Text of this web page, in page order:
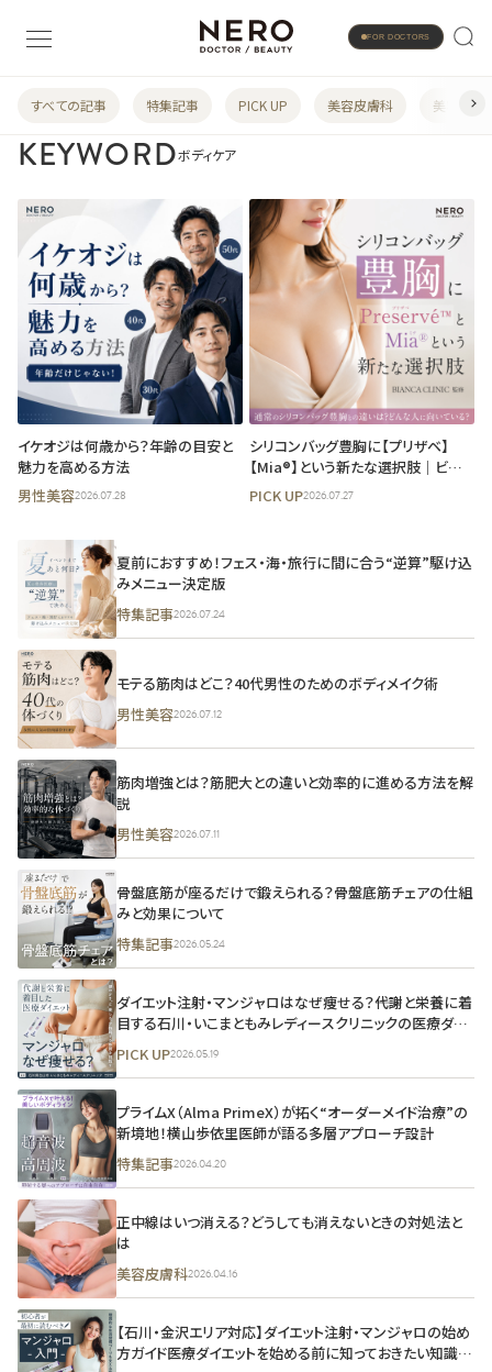
FOR DOCTORS
すべての記事 特集記事 PICK UP 美容皮膚科 美容婦人
KEYWORDボディケア
イケオジは何歳から？年齢の目安と
魅力を高める方法
男性美容2026.07.28
シリコンバッグ豊胸に【プリザベ】
【Mia®】という新たな選択肢｜ビアン
カドクターが教える低侵襲豊胸の先
進技術
PICK UP2026.07.27
夏前におすすめ！フェス・海・旅行に間に合う“逆算”駆け込
みメニュー決定版
特集記事2026.07.24
モテる筋肉はどこ？40代男性のためのボディメイク術
男性美容2026.07.12
筋肉増強とは？筋肥大との違いと効率的に進める方法を解
説
男性美容2026.07.11
骨盤底筋が座るだけで鍛えられる？骨盤底筋チェアの仕組
みと効果について
特集記事2026.05.24
ダイエット注射・マンジャロはなぜ痩せる？――代謝と栄養に着
目する石川・いこまともみレディースクリニックの医療ダイ
PICK UP2026.05.19
プライムX（Alma PrimeX）が拓く“オーダーメイド治療”の
新境地！横山歩依里医師が語る多層アプローチ設計
特集記事2026.04.20
正中線はいつ消える？どうしても消えないときの対処法と
は
美容皮膚科2026.04.16
【石川・金沢エリア対応】ダイエット注射・マンジャロの始め
方ガイド――医療ダイエットを始める前に知っておきたい知識を